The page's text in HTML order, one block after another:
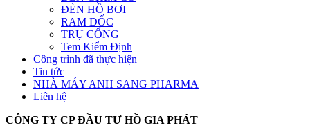
ĐÈN HỒ BƠI
RAM DỐC
TRỤ CỔNG
Tem Kiểm Định
Công trình đã thực hiện
Tin tức
NHÀ MÁY ANH SANG PHARMA
Liên hệ
CÔNG TY CP ĐẦU TƯ HỒ GIA PHÁT